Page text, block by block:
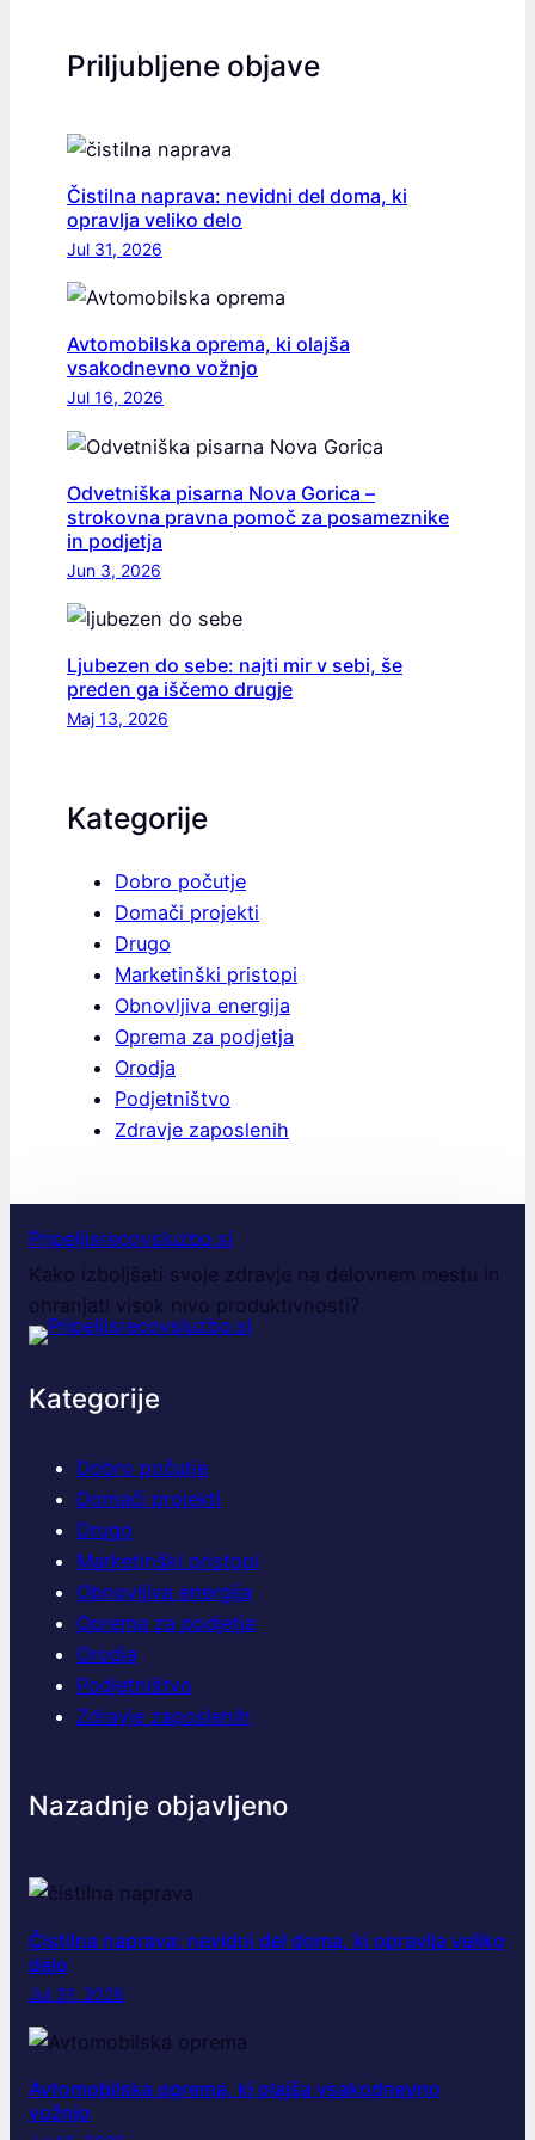
Priljubljene objave
Čistilna naprava: nevidni del doma, ki
opravlja veliko delo
Jul 31, 2026
Avtomobilska oprema, ki olajša
vsakodnevno vožnjo
Jul 16, 2026
Odvetniška pisarna Nova Gorica –
strokovna pravna pomoč za posameznike
in podjetja
Jun 3, 2026
Ljubezen do sebe: najti mir v sebi, še
preden ga iščemo drugje
Maj 13, 2026
Kategorije
Dobro počutje
Domači projekti
Drugo
Marketinški pristopi
Obnovljiva energija
Oprema za podjetja
Orodja
Podjetništvo
Zdravje zaposlenih
Pripeljisrecovsluzbo.si
Kako izboljšati svoje zdravje na delovnem mestu in
ohranjati visok nivo produktivnosti?
Kategorije
Dobro počutje
Domači projekti
Drugo
Marketinški pristopi
Obnovljiva energija
Oprema za podjetja
Orodja
Podjetništvo
Zdravje zaposlenih
Nazadnje objavljeno
Čistilna naprava: nevidni del doma, ki opravlja veliko
delo
Jul 31, 2026
Avtomobilska oprema, ki olajša vsakodnevno
vožnjo